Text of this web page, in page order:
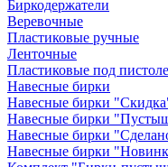
Биркодержатели
Веревочные
Пластиковые ручные
Ленточные
Пластиковые под
Навесные бирки
Навесные бирки
Навесные бирки
Навесные бирки
Навесные бирки